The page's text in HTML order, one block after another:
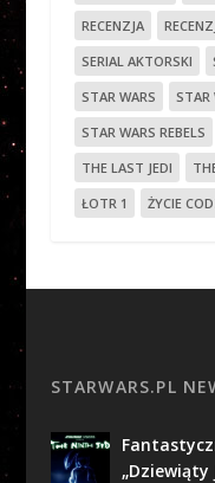
RECENZJA
SERIAL AKTORSKI
STAR WARS
STAR
STAR WARS REBELS
THE LAST JEDI
ŁOTR 1
ŻYCIE
STARWARS.PL
„Dziewiąty